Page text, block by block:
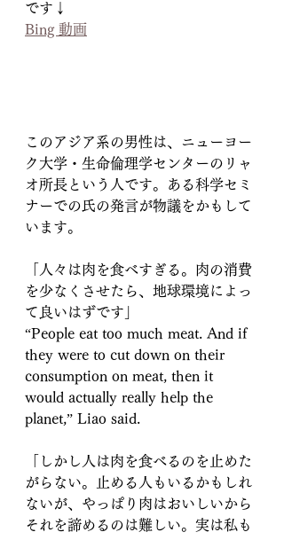
です↓
Bing 動画
このアジア系の男性は、ニューヨー
ク大学・生命倫理学センターのリャ
オ所長という人です。ある科学セミ
ナーでの氏の発言が物議をかもして
います。
「人々は肉を食べすぎる。肉の消費
を少なくさせたら、地球環境によっ
て良いはずです」
“People eat too much meat. And if
they were to cut down on their
consumption on meat, then it
would actually really help the
planet,” Liao said.
「しかし人は肉を食べるのを止めた
がらない。止める人もいるかもしれ
ないが、やっぱり肉はおいしいから
それを諦めるのは難しい。実は私も